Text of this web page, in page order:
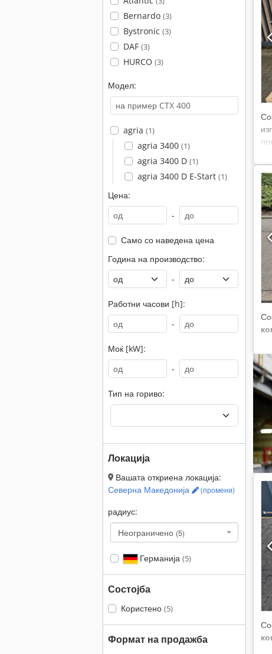
Bernardo (3)
Bystronic (3)
DAF (3)
HURCO (3)
Модел:
agria (1)
agria 3400 (1)
agria 3400 D (1)
agria 3400 D E-Start (1)
Цена:
-
Само со наведена цена
Година на производство:
-
Работни часови [h]:
-
Моќ [kW]:
-
Тип на гориво:
Локација
Вашата откриена локација:
Северна Македонија
(промени)
радиус:
Неограничено (5)
Германија (5)
Состојба
Користено (5)
Формат на продажба